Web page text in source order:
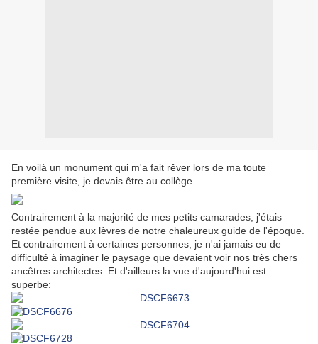
En voilà un monument qui m'a fait rêver lors de ma toute
première visite, je devais être au collège.
Contrairement à la majorité de mes petits camarades, j'étais
restée pendue aux lèvres de notre chaleureux guide de l'époque.
Et contrairement à certaines personnes, je n'ai jamais eu de
difficulté à imaginer le paysage que devaient voir nos très chers
ancêtres architectes. Et d'ailleurs la vue d'aujourd'hui est
superbe: